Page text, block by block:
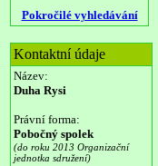
Pokročilé vyhledávání
Kontaktní údaje
Název:
Duha Rysi
Právní forma:
Pobočný spolek
(do roku 2013 Organizační
jednotka sdružení)